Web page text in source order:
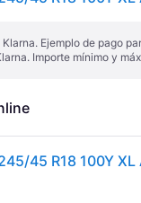
Ejemplo de pago
Importe mínimo y